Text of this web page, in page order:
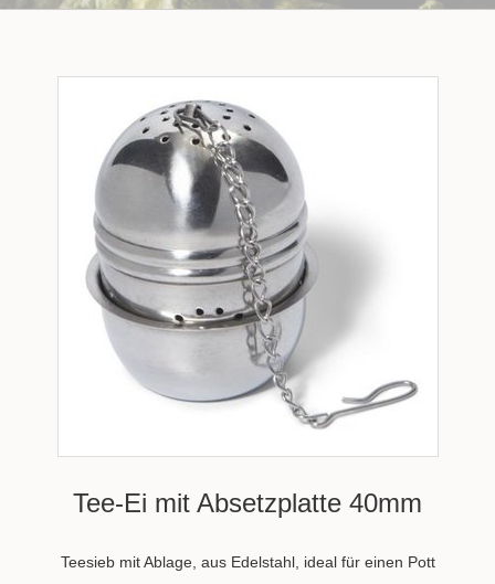
Tee-Ei mit Absetzplatte 40mm
Teesieb mit Ablage, aus Edelstahl, ideal für einen Pott